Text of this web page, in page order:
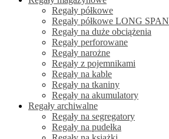
Regały półkowe
Regały półkowe LONG SPAN
Regały na duże obciążenia
Regały perforowane
Regały narożne
Regały z pojemnikami
Regały na kable
Regały na tkaniny
Regały na akumulatory
Regały archiwalne
Regały na segregatory
Regały na pudełka